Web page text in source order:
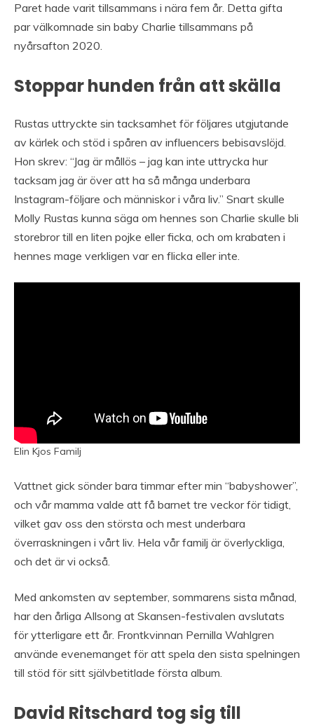
Paret hade varit tillsammans i nära fem år. Detta gifta
par välkomnade sin baby Charlie tillsammans på
nyårsafton 2020.
Stoppar hunden från att skälla
Rustas uttryckte sin tacksamhet för följares utgjutande
av kärlek och stöd i spåren av influencers bebisavslöjd.
Hon skrev: “Jag är mållös – jag kan inte uttrycka hur
tacksam jag är över att ha så många underbara
Instagram-följare och människor i våra liv.” Snart skulle
Molly Rustas kunna säga om hennes son Charlie skulle bli
storebror till en liten pojke eller ficka, och om krabaten i
hennes mage verkligen var en flicka eller inte.
Elin Kjos Familj
Vattnet gick sönder bara timmar efter min “babyshower”,
och vår mamma valde att få barnet tre veckor för tidigt,
vilket gav oss den största och mest underbara
överraskningen i vårt liv. Hela vår familj är överlyckliga,
och det är vi också.
Med ankomsten av september, sommarens sista månad,
har den årliga Allsong at Skansen-festivalen avslutats
för ytterligare ett år. Frontkvinnan Pernilla Wahlgren
använde evenemanget för att spela den sista spelningen
till stöd för sitt självbetitlade första album.
David Ritschard tog sig till